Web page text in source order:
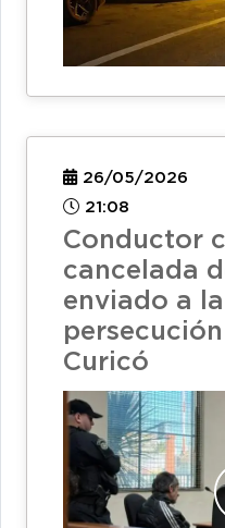
26/05/2026
21:08
Conductor
cancelada
enviado a
Curicó